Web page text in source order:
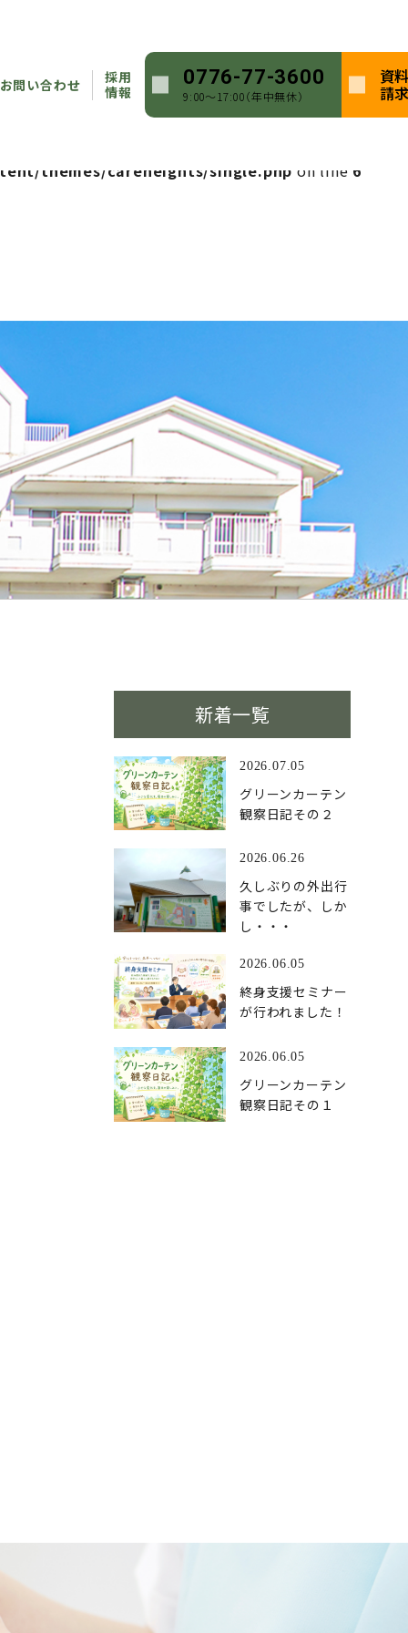
お問い合わせ
採用
情報
0776-77-3600
9:00〜17:00（年中無休）
資
請
themes/careheights/single.phpon line5
single.phpon line6
themes/careheights/single.php on line 6
新着一覧
2026.07.05
グリーンカーテン
観察日記その２
2026.06.26
久しぶりの外出行
事でしたが、しか
し・・・
2026.06.05
終身支援セミナー
が行われました！
2026.06.05
グリーンカーテン
観察日記その１